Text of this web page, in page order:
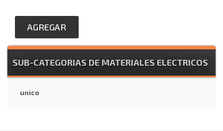
AGREGAR
SUB-CATEGORIAS DE MATERIALES ELECTRICOS
unico